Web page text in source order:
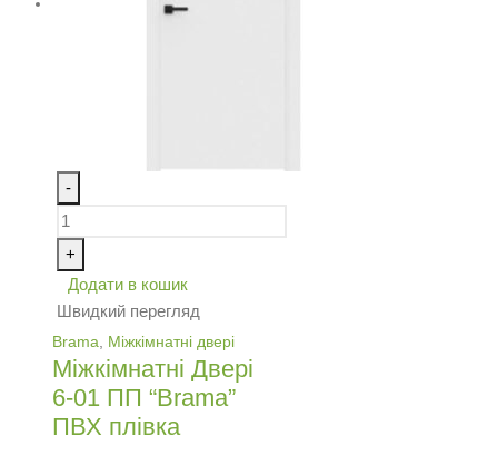
-
+
Додати в кошик
Швидкий перегляд
Brama, Міжкімнатні двері
Міжкімнатні Двері
6-01 ПП “Brama”
ПВХ плівка